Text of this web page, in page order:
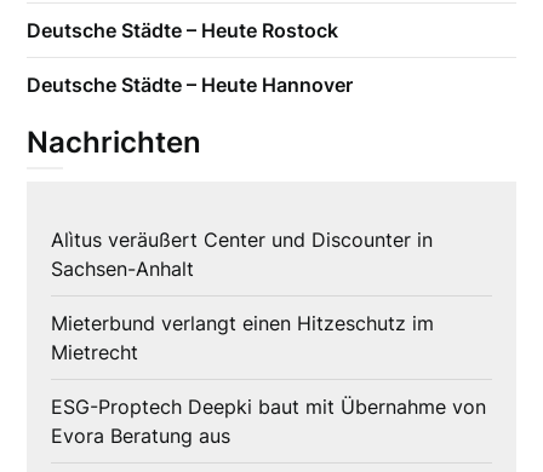
Deutsche Städte – Heute Rostock
Deutsche Städte – Heute Hannover
Nachrichten
Alìtus veräußert Center und Discounter in
Sachsen-Anhalt
Mieterbund verlangt einen Hitzeschutz im
Mietrecht
ESG-Proptech Deepki baut mit Übernahme von
Evora Beratung aus